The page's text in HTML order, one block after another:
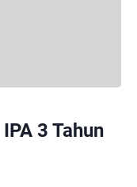
3 Tahun